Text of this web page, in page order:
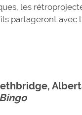
les
partageront avec